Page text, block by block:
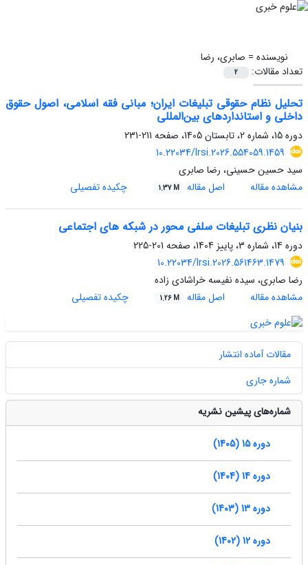
نویسنده = صابری، رضا
تعداد مقالات:
2
تحلیل نظام حقوقی تبلیغات ایران؛ مبانی فقه اسلامی، اصول حقوق
داخلی و استانداردهای بین‌المللی
دوره 15، شماره 2، تابستان 1405، صفحه
211-231
10.22034/lrsi.2026.554059.1459
سید حسین حسینی، رضا صابری
مشاهده مقاله
اصل مقاله 1.37 M چکیده تفصیلی
بنیان نظری تبلیغات سلفی محور در شبکه های اجتماعی
دوره 14، شماره 3، پاییز 1404، صفحه
201-225
10.22034/lrsi.2026.561463.1479
رضا صابری، سیده نفیسه خراشادی زاده
مشاهده مقاله
اصل مقاله 1.26 M چکیده تفصیلی
مقالات آماده انتشار
شماره جاری
شماره‌های پیشین نشریه
دوره 15 (1405)
دوره 14 (1404)
دوره 13 (1403)
دوره 12 (1402)